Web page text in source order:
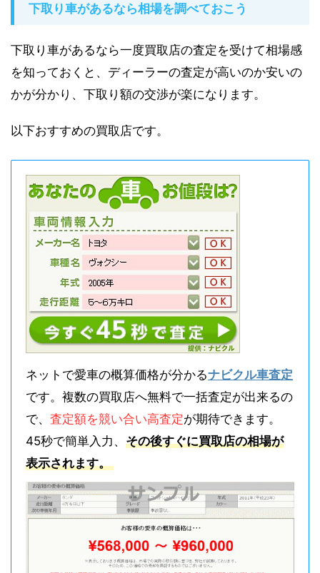
下取り車があるなら相場を調べておこう
下取り車があるなら一度買取店の査定を受けて相場感
を知っておくと、ディーラーの査定が高いのか安いの
かが分かり、下取り額の交渉が楽になります。
以下おすすめの買取店です。
ネットで愛車の概算価格が分かるナビクル車査定
です。複数の買取店へ無料で一括査定が出来るの
で、 査定額を競い合い高査定が期待できます。
45秒で簡単入力、 その後すぐに買取店の相場が
表示されます。